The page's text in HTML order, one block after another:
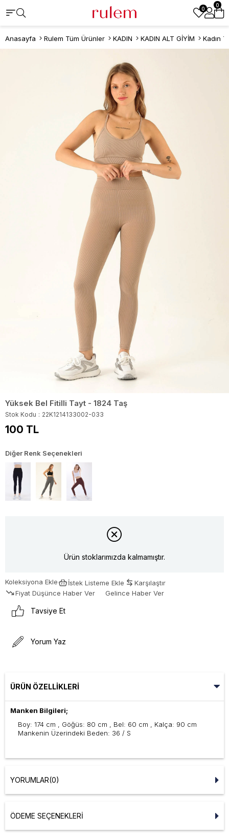
0
0
Anasayfa Rulem Tüm Ürünler KADIN KADIN ALT GİYİM Kadın
Yüksek Bel Fitilli Tayt - 1824 Taş
Stok Kodu 22K1214133002-033
100 TL
Diğer Renk Seçenekleri
Ürün stoklarımızda kalmamıştır.
Koleksiyona Ekle İstek Listeme Ekle
Karşılaştır
Fiyat Düşünce Haber Ver
Gelince Haber Ver
Tavsiye Et
Yorum Yaz
ÜRÜN ÖZELLIKLERI
Manken Bilgileri;
Boy: 174 cm , Göğüs: 80 cm , Bel: 60 cm , Kalça: 90 cm
Mankenin Üzerindeki Beden: 36 / S
YORUMLAR(0)
ÖDEME SEÇENEKLERI